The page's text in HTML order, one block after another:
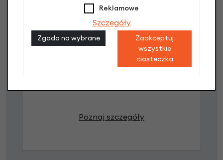
Raty 0%
3 miesiące nie płacisz
Poznaj szczegóły
Reklamowe
Szczegóły
Zgoda na wybrane
Zaakceptuj
wszystkie
ciasteczka